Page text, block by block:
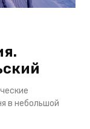
в небольшой